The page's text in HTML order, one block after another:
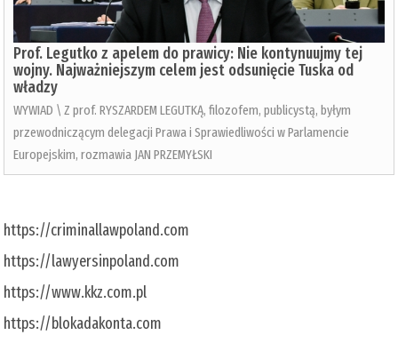
Prof. Legutko z apelem do prawicy: Nie kontynuujmy tej
wojny. Najważniejszym celem jest odsunięcie Tuska od
władzy
WYWIAD \ Z prof. RYSZARDEM LEGUTKĄ, filozofem, publicystą, byłym
przewodniczącym delegacji Prawa i Sprawiedliwości w Parlamencie
Europejskim, rozmawia JAN PRZEMYŁSKI
https://criminallawpoland.com
https://lawyersinpoland.com
https://www.kkz.com.pl
https://blokadakonta.com